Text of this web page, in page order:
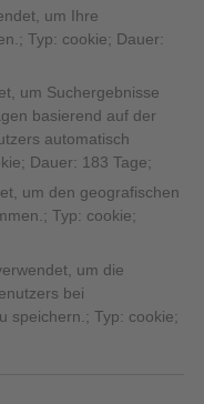
um Ihre
Typ: cookie; Dauer:
um Suchergebnisse
basierend auf der
automatisch
Dauer: 183 Tage;
um den geografischen
Typ: cookie;
um die
bei
speichern.; Typ: cookie;